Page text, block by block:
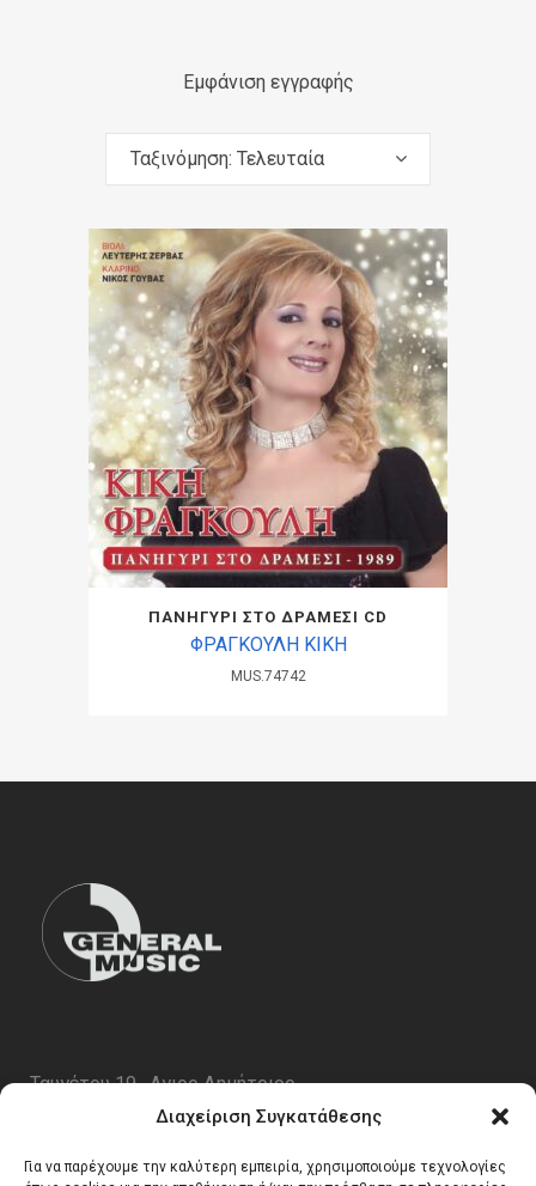
Διαχείριση Συγκατάθεσης
Για να παρέχουμε την καλύτερη εμπειρία, χρησιμοποιούμε τεχνολογίες
Εμφάνιση εγγραφής
Ταξινόμηση: Τελευταία
ΠΑΝΗΓΥΡΙ ΣΤΟ ΔΡΑΜΕΣΙ CD
ΦΡΑΓΚΟΥΛΗ ΚΙΚΗ
MUS.74742
Ταυγέτου 19 , Αγιος Δημήτριος
email:info@generalmusic.gr